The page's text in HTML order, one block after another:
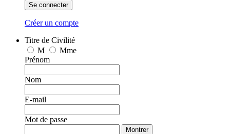
Se connecter
Créer un compte
Titre de Civilité
M
Mme
Prénom
Nom
E-mail
Mot de passe
Montrer